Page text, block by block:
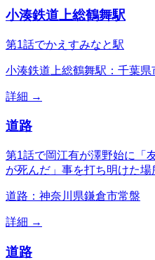
小湊鉄道上総鶴舞駅
第1話でかえすみなと駅
小湊鉄道上総鶴舞駅：千葉県
詳細 →
道路
第1話で岡江有が澤野始に「
が死んだ」事を打ち明けた場
道路：神奈川県鎌倉市常盤
詳細 →
道路